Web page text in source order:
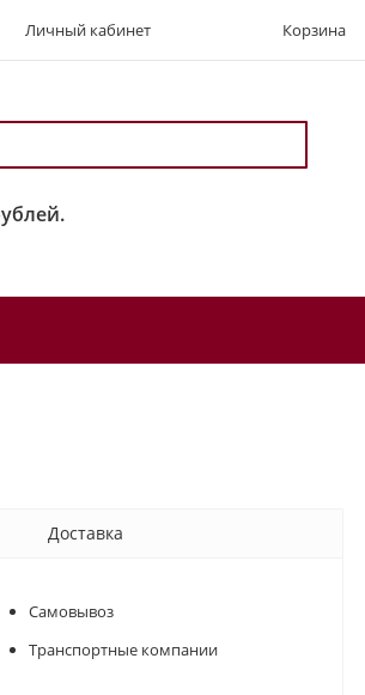
Личный кабинет Корзина
Доставка
Самовывоз
Транспортные компании